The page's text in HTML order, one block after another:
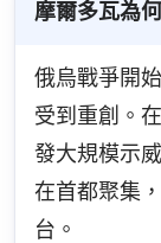
摩爾多瓦為
俄烏戰爭開
受到重創。
發大規模示
在首都聚集
台。